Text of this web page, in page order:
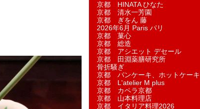
京都 HINATA ひなた
京都 清水一芳園
京都 ぎをん 藤
2026年6月 Paris パリ
京都 菓​心
京都 総造
京都 アシエット デセール
京都 田淵薬膳研究所
骨折騒ぎ
京都 パンケーキ、ホットケーキ
京都 L'atelier M plus
京都 カペラ京都
京都 山本料理店
京都 イタリア料理2026